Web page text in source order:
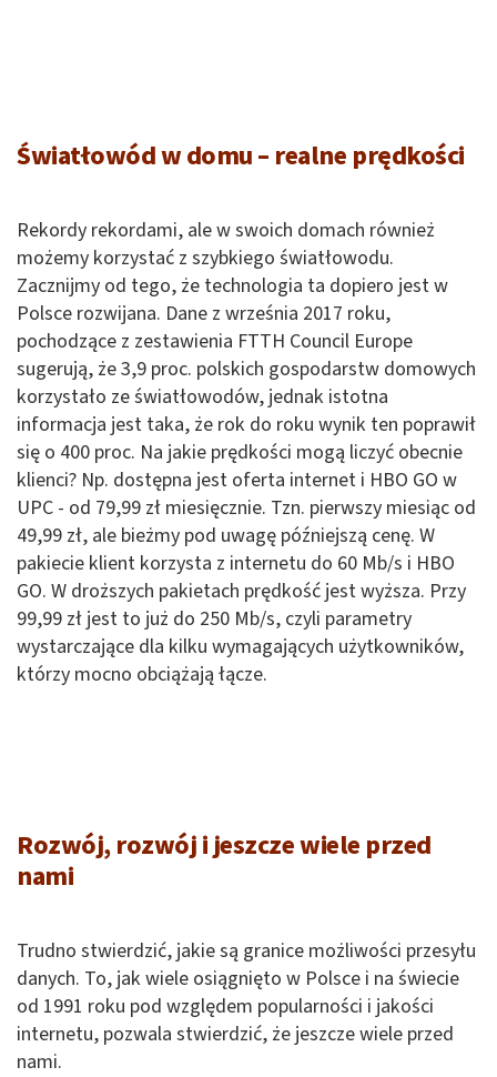
Światłowód w domu – realne prędkości
Rekordy rekordami, ale w swoich domach również
możemy korzystać z szybkiego światłowodu.
Zacznijmy od tego, że technologia ta dopiero jest w
Polsce rozwijana. Dane z września 2017 roku,
pochodzące z zestawienia FTTH Council Europe
sugerują, że 3,9 proc. polskich gospodarstw domowych
korzystało ze światłowodów, jednak istotna
informacja jest taka, że rok do roku wynik ten poprawił
się o 400 proc. Na jakie prędkości mogą liczyć obecnie
klienci? Np. dostępna jest oferta internet i HBO GO w
UPC - od 79,99 zł miesięcznie. Tzn. pierwszy miesiąc od
49,99 zł, ale bieżmy pod uwagę późniejszą cenę. W
pakiecie klient korzysta z internetu do 60 Mb/s i HBO
GO. W droższych pakietach prędkość jest wyższa. Przy
99,99 zł jest to już do 250 Mb/s, czyli parametry
wystarczające dla kilku wymagających użytkowników,
którzy mocno obciążają łącze.
Rozwój, rozwój i jeszcze wiele przed
nami
Trudno stwierdzić, jakie są granice możliwości przesyłu
danych. To, jak wiele osiągnięto w Polsce i na świecie
od 1991 roku pod względem popularności i jakości
internetu, pozwala stwierdzić, że jeszcze wiele przed
nami.